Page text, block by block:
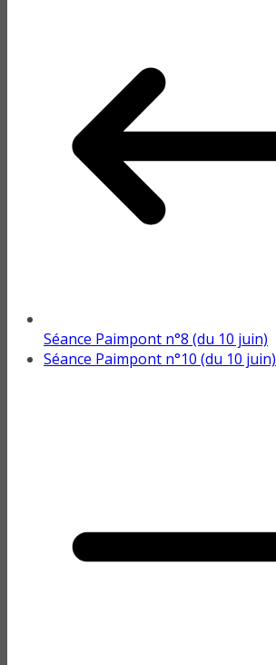
Séance Paimpont n°8 (du 10 juin)
Séance Paimpont n°10 (du 10 juin)